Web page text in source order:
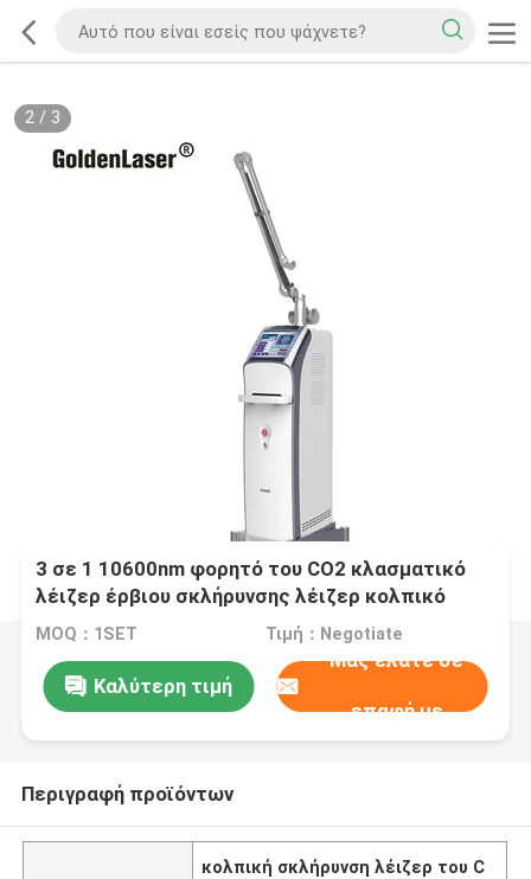
2/ 3
3 σε 1 10600nm φορητό του CO2 κλασματικό
λέιζερ έρβιου σκλήρυνσης λέιζερ κολπικό
MOQ：1SET Τιμή：Negotiate
Καλύτερη τιμή
Μας ελάτε σε
επαφή με
Περιγραφή προϊόντων
κολπική σκλήρυνση λέιζερ του C